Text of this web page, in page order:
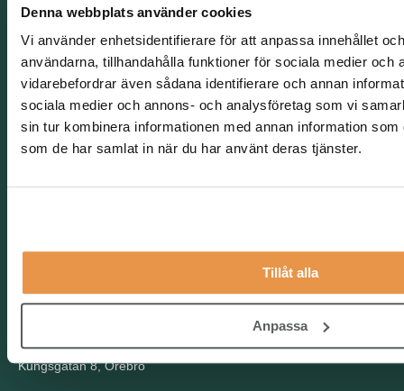
Denna webbplats använder cookies
Vi använder enhetsidentifierare för att anpassa innehållet
användarna, tillhandahålla funktioner för sociala medier och
vidarebefordrar även sådana identifierare och annan
sociala medier och annons- och analysföretag som vi
sin tur kombinera informationen med annan information
som de har samlat in när du har använt deras tjänster.
Tillåt alla
Anpassa
Whistleblowing
© 2026 TNG
Våra kontor
Stockholm
Malmö
Örebro
Kungsgatan 8, Örebro